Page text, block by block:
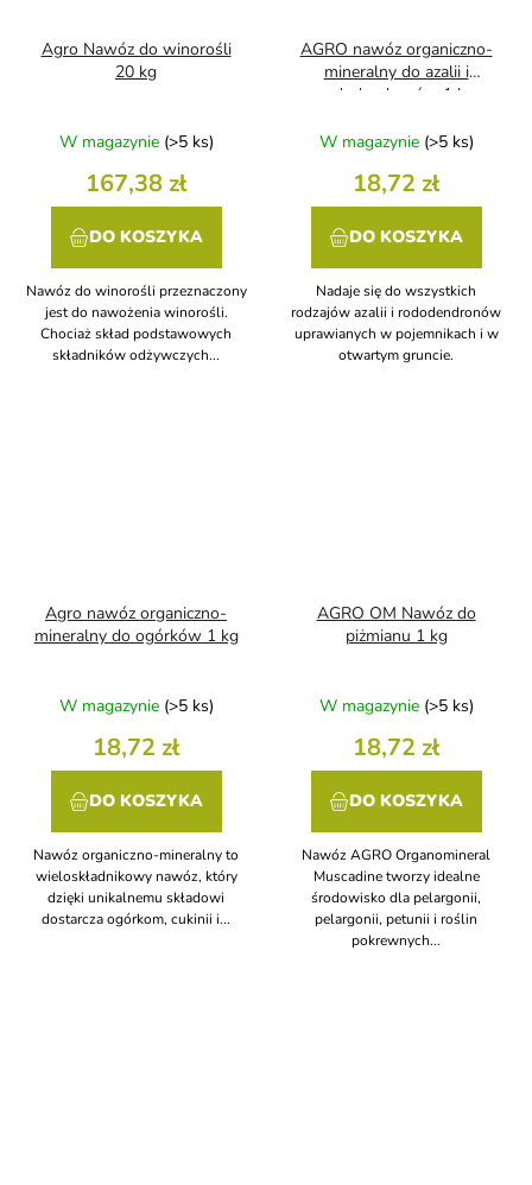
Agro Nawóz do winorośli
20 kg
W magazynie (>5 ks)
167,38 zł
DO KOSZYKA
Nawóz do winorośli przeznaczony
jest do nawożenia winorośli.
Chociaż skład podstawowych
składników odżywczych...
AGRO nawóz organiczno-
mineralny do azalii i
rododendronów 1 kg
W magazynie (>5 ks)
18,72 zł
DO KOSZYKA
Nadaje się do wszystkich
rodzajów azalii i rododendronów
uprawianych w pojemnikach i w
otwartym gruncie.
Agro nawóz organiczno-
mineralny do ogórków 1 kg
W magazynie (>5 ks)
18,72 zł
DO KOSZYKA
Nawóz organiczno-mineralny to
wieloskładnikowy nawóz, który
dzięki unikalnemu składowi
dostarcza ogórkom, cukinii i...
AGRO OM Nawóz do
piżmianu 1 kg
W magazynie (>5 ks)
18,72 zł
DO KOSZYKA
Nawóz AGRO Organomineral
Muscadine tworzy idealne
środowisko dla pelargonii,
pelargonii, petunii i roślin
pokrewnych...